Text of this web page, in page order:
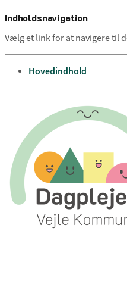
Indholdsnavigation
Vælg et link for at navigere til
gå til
Hovedindhold